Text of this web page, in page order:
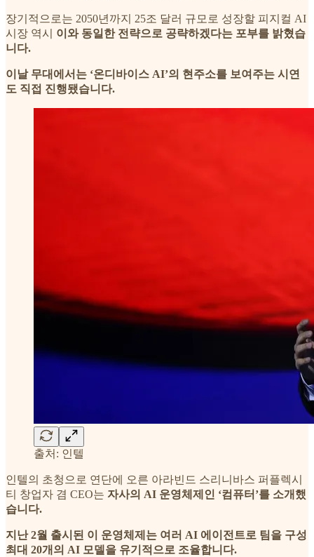
장기적으로는 2050년까지 25조 달러 규모로 성장할 피지컬 AI
시장 역시 이와 동일한 전략으로 공략하겠다는 포부를 밝혔습
니다.
이날 무대에서는 ‘온디바이스 AI’의 현주소를 보여주는 시연
도 직접 진행됐습니다.
출처: 인텔
인텔의 초청으로 연단에 오른 아라빈드 스리니바스 퍼플렉시
티 창업자 겸 CEO는 자사의 AI 운영체제인 ‘컴퓨터’를 소개했
습니다.
지난 2월 출시된 이 운영체제는 여러 AI 에이전트로 팀을 구성
최대 20개의 AI 모델을 유기적으로 조율합니다.